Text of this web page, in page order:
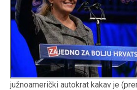
južnoamerički autokrat kakav je